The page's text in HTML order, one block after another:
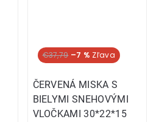
€37,79 –7 %
ČERVENÁ MISKA S
BIELYMI SNEHOVÝMI
VLOČKAMI 30*22*15